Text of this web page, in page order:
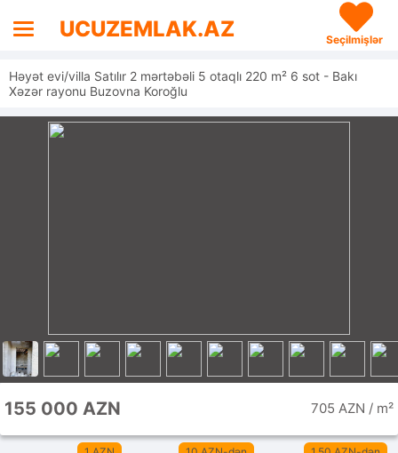
UCUZEMLAK.AZ Seçilmişlər
Həyət evi/villa Satılır 2 mərtəbəli 5 otaqlı 220 m² 6 sot - Bakı
Xəzər rayonu Buzovna Koroğlu
155 000 AZN 705 AZN / m²